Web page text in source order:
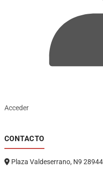
Acceder
CONTACTO
Plaza Valdeserrano, N9